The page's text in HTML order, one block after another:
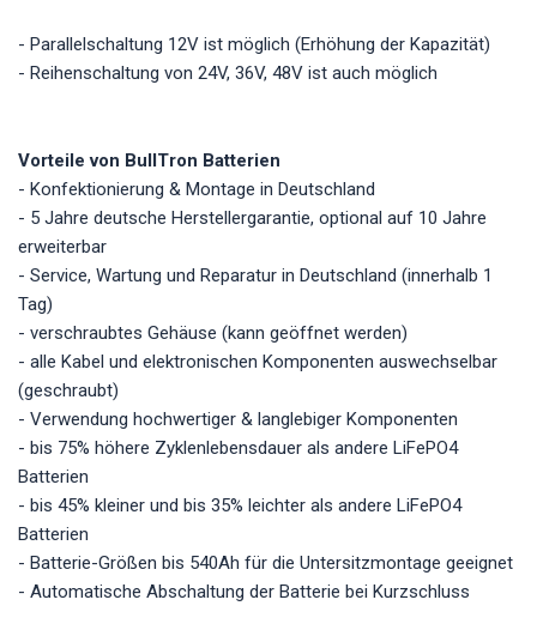
- Parallelschaltung 12V ist möglich (Erhöhung der Kapazität)
- Reihenschaltung von 24V, 36V, 48V ist auch möglich
Vorteile von BullTron Batterien
- Konfektionierung & Montage in Deutschland
- 5 Jahre deutsche Herstellergarantie, optional auf 10 Jahre
erweiterbar
- Service, Wartung und Reparatur in Deutschland (innerhalb 1
Tag)
- verschraubtes Gehäuse (kann geöffnet werden)
- alle Kabel und elektronischen Komponenten auswechselbar
(geschraubt)
- Verwendung hochwertiger & langlebiger Komponenten
- bis 75% höhere Zyklenlebensdauer als andere LiFePO4
Batterien
- bis 45% kleiner und bis 35% leichter als andere LiFePO4
Batterien
- Batterie-Größen bis 540Ah für die Untersitzmontage geeignet
- Automatische Abschaltung der Batterie bei Kurzschluss